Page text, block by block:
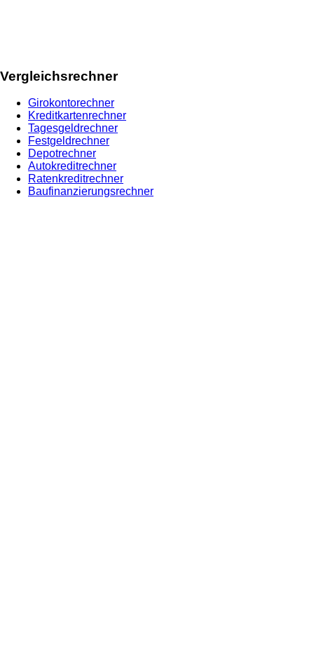
Vergleichsrechner
Girokontorechner
Kreditkartenrechner
Tagesgeldrechner
Festgeldrechner
Depotrechner
Autokreditrechner
Ratenkreditrechner
Baufinanzierungsrechner